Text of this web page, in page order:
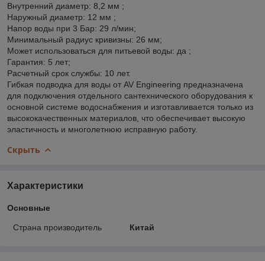
Внутренний диаметр: 8,2 мм ;
Наружный диаметр: 12 мм ;
Напор воды при 3 Бар: 29 л/мин;
Минимальный радиус кривизны: 26 мм;
Может использоваться для питьевой воды: да ;
Гарантия: 5 лет;
Расчетный срок службы: 10 лет.
Гибкая подводка для воды от AV Engineering предназначена
для подключения отдельного сантехнического оборудования к
основной системе водоснабжения и изготавливается только из
высококачественных материалов, что обеспечивает высокую
эластичность и многолетнюю исправную работу.
Скрыть
Характеристики
Основные
Страна производитель Китай